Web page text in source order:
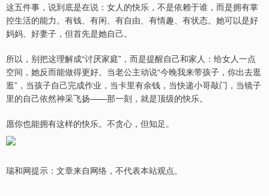
这五件事，说到底是在说：女人的快乐，不是依赖于谁，而是拥有掌
控生活的能力。有钱、有闲、有自由、有情趣、有状态。她可以是好
妈妈、好妻子，但首先是她自己。
所以，别把这理解成“讨厌家庭”，而是提醒自己和家人：给女人一点
空间，她反而能做得更好。当老公主动说“今晚我来带孩子，你出去逛
逛”，当孩子自己完成作业，当卡里有余钱，当快递小哥敲门，当镜子
里的自己依然神采飞扬——那一刻，就是顶级的快乐。
愿你也能拥有这样的快乐。不贪心，但知足。
瑞和网提示：文章来自网络，不代表本站观点。